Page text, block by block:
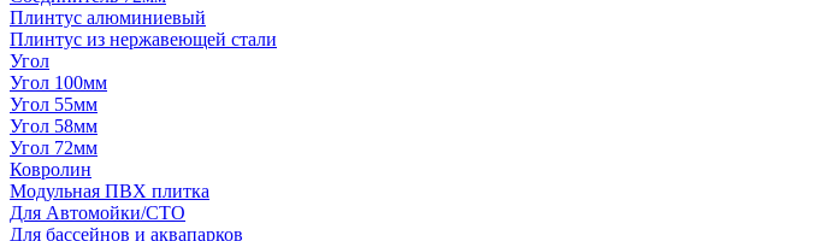
Плинтус алюминиевый
Плинтус из нержавеющей стали
Угол
Угол 100мм
Угол 55мм
Угол 58мм
Угол 72мм
Ковролин
Модульная ПВХ плитка
Для Автомойки/СТО
Для бассейнов и аквапарков